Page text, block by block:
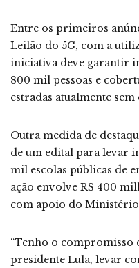
Entre os primeiros
Leilão do 5G, com a
iniciativa deve garantir
800 mil pessoas e
estradas atualmente sem
Outra medida de
de um edital para levar
mil escolas públicas de
ação envolve R$ 400
com apoio do Ministério
“Tenho o compromisso
presidente Lula, levar